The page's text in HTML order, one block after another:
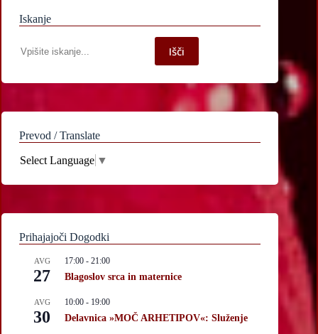
Iskanje
po
Išči
Prevod / Translate
Select Language ▼
Prihajajoči Dogodki
AVG
27
17:00 - 21:00
Blagoslov srca in maternice
AVG
30
10:00 - 19:00
Delavnica »MOČ ARHETIPOV«: Služenje